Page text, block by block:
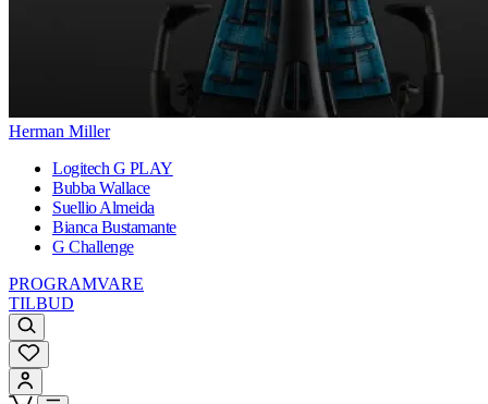
Herman Miller
Logitech G PLAY
Bubba Wallace
Suellio Almeida
Bianca Bustamante
G Challenge
PROGRAMVARE
TILBUD